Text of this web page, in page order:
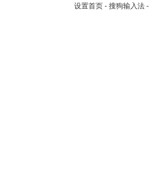
设置首页 - 搜狗输入法 -